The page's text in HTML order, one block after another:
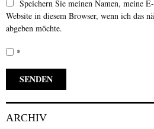
Speichern Sie meinen Namen, meine
Website in diesem Browser, wenn ich das
abgeben möchte.
*
ARCHIV